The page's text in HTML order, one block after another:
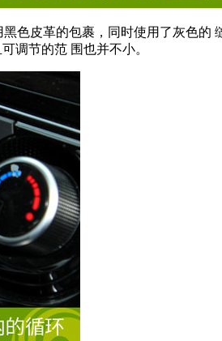
色皮革的包裹，同时使用了灰色的
调节的范 围也并不小。